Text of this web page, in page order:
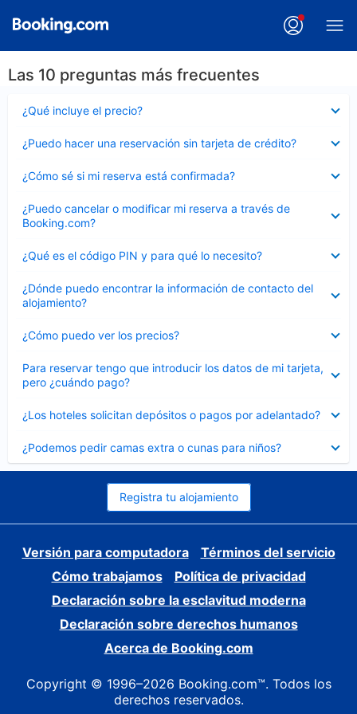
Las 10 preguntas más frecuentes
¿Qué incluye el precio?
cerrado
¿Puedo hacer una reservación sin tarjeta de crédito?
cerrado
¿Cómo sé si mi reserva está confirmada?
cerrado
¿Puedo cancelar o modificar mi reserva a través de
Booking.com?
cerrado
¿Qué es el código PIN y para qué lo necesito?
cerrado
¿Dónde puedo encontrar la información de contacto del
alojamiento?
cerrado
¿Cómo puedo ver los precios?
cerrado
Para reservar tengo que introducir los datos de mi tarjeta,
pero ¿cuándo pago?
cerrado
¿Los hoteles solicitan depósitos o pagos por adelantado?
cerrado
¿Podemos pedir camas extra o cunas para niños?
cerrado
Registra tu alojamiento
Versión para computadora
Términos del servicio
Cómo trabajamos
Política de privacidad
Declaración sobre la esclavitud moderna
Declaración sobre derechos humanos
Acerca de Booking.com
Copyright © 1996–2026 Booking.com™. Todos los
derechos reservados.